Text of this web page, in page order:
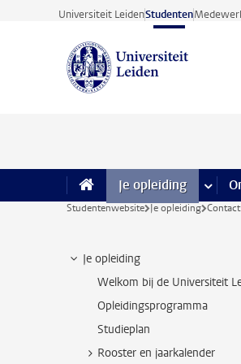
Ga direct naar de inhoud
Universiteit LeidenStudenten
Je opleiding meer
Studentenwebsite Je opleiding
Je opleiding
Welkom bij de Universiteit
Opleidingsprogramma
Studieplan
Rooster en jaarkalender